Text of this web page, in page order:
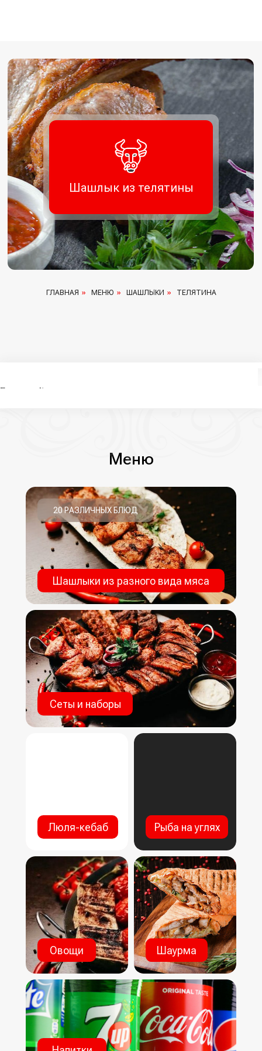
Шашлык из телятины
ГЛАВНАЯ » МЕНЮ » ШАШЛЫКИ » ТЕЛЯТИНА
Error get alias
Меню
20 РАЗЛИЧНЫХ БЛЮД
Шашлыки из разного вида мяса
Сеты и наборы
Люля-кебаб Рыба на углях
Овощи Шаурма